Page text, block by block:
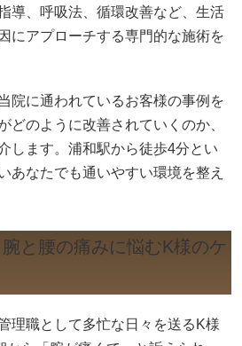
導、呼吸法、循環改善など、生活
にアプローチする専門的な施術を
院に通われているお客様の事例を
どのように改善されていくのか、
します。浦和駅から徒歩4分とい
あなたでも通いやすい環境を整え
と腰の痛みに悩むK様のケ
理職として多忙な日々を送るK様